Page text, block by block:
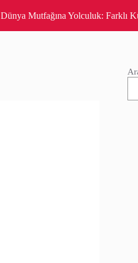
Dünya Mutfağına Yolculuk: Farklı